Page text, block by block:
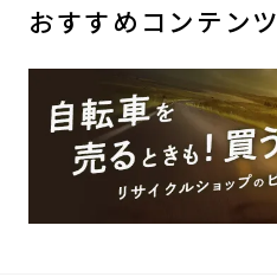
おすすめコンテンツ